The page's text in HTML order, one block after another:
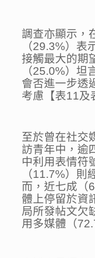
調查亦顯示，
（29.3%）表
接觸最大的期
（25.0%）坦
會否進一步透
考慮【表11及
至於曾在社交
訪青年中，逾
中利用表情符
（11.7%）則
而，近七成（
體上停留於資
局所發帖文欠
用多媒體（